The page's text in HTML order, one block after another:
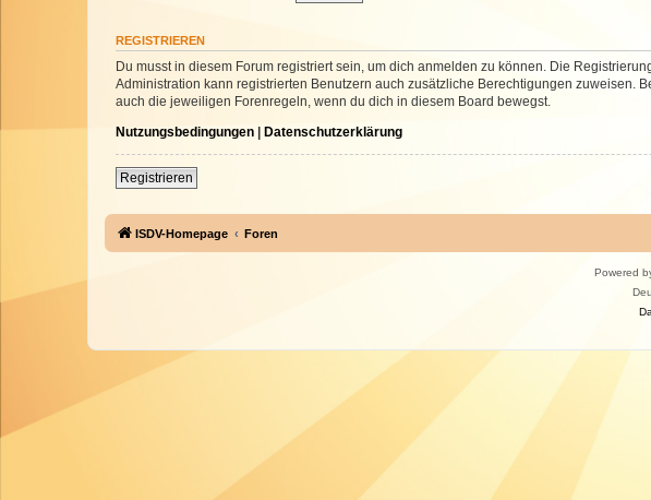
REGISTRIEREN
Du musst in diesem Forum registriert sein, um dich anmelden zu können. Die
Administration kann registrierten Benutzern auch zusätzliche Berechtigungen zuweisen.
auch die jeweiligen Forenregeln, wenn du dich in diesem Board bewegst.
Nutzungsbedingungen | Datenschutzerklärung
Registrieren
ISDV-Homepage Foren
Powered